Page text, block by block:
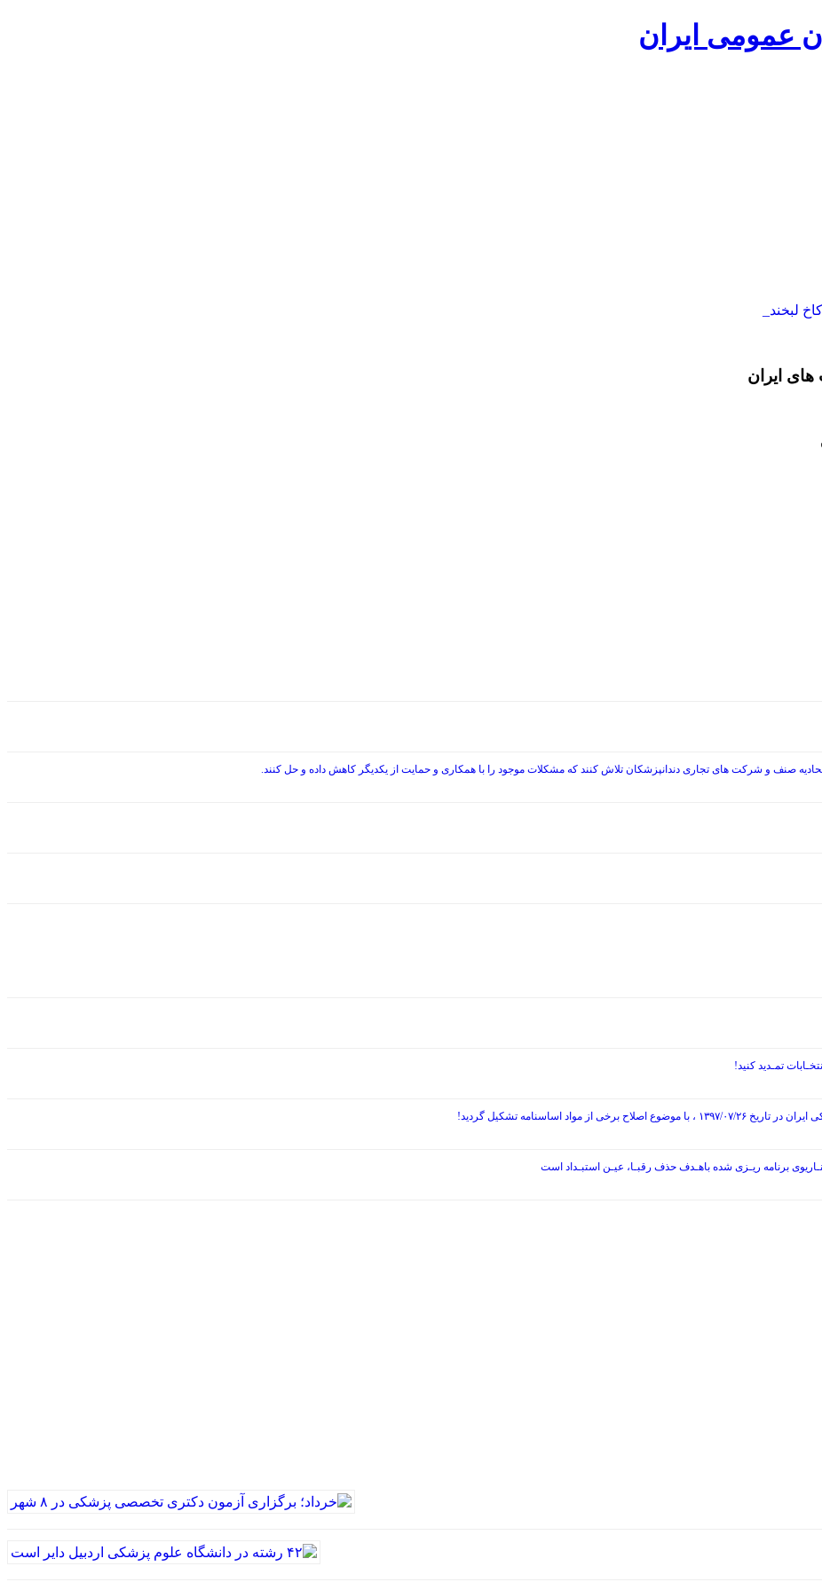
لبخند_
ایران
صنف و شرکت های تجاری دندانپزشکان تلاش کنند که مشکلات موجود را با همکاری و حمایت از یکدیگر کاهش داده و حل کنند.
اساسنامه تشکیل گردید!
برنامه ریـزی شده باهـدف حذف رقبـا، عیـن استبـداد است